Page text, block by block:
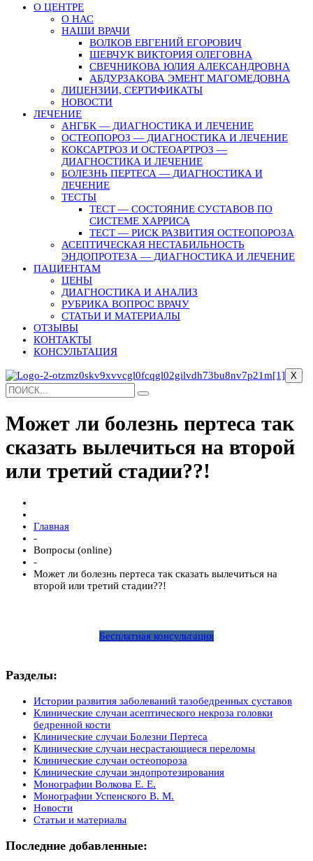
О ЦЕНТРЕ
О НАС
НАШИ ВРАЧИ
ВОЛКОВ ЕВГЕНИЙ ЕГОРОВИЧ
ШЕВЧУК ВИКТОРИЯ ОЛЕГОВНА
СВЕЧНИКОВА ЮЛИЯ АЛЕКСАНДРОВНА
АБДУРЗАКОВА ЭМЕНТ МАГОМЕДОВНА
ЛИЦЕНЗИИ, СЕРТИФИКАТЫ
НОВОСТИ
ЛЕЧЕНИЕ
АНГБК — ДИАГНОСТИКА И ЛЕЧЕНИЕ
ОСТЕОПОРОЗ — ДИАГНОСТИКА И ЛЕЧЕНИЕ
КОКСАРТРОЗ И ОСТЕОАРТРОЗ —
ДИАГНОСТИКА И ЛЕЧЕНИЕ
БОЛЕЗНЬ ПЕРТЕСА — ДИАГНОСТИКА И
ЛЕЧЕНИЕ
ТЕСТЫ
ТЕСТ — СОСТОЯНИЕ СУСТАВОВ ПО
СИСТЕМЕ ХАРРИСА
ТЕСТ — РИСК РАЗВИТИЯ ОСТЕОПОРОЗА
АСЕПТИЧЕСКАЯ НЕСТАБИЛЬНОСТЬ
ЭНДОПРОТЕЗА — ДИАГНОСТИКА И ЛЕЧЕНИЕ
ПАЦИЕНТАМ
ЦЕНЫ
ДИАГНОСТИКА И АНАЛИЗ
РУБРИКА ВОПРОС ВРАЧУ
СТАТЬИ И МАТЕРИАЛЫ
ОТЗЫВЫ
КОНТАКТЫ
КОНСУЛЬТАЦИЯ
X
Может ли болезнь пертеса так
сказать вылечиться на второй
или третий стадии??!
Главная
-
Вопросы (online)
-
Может ли болезнь пертеса так сказать вылечиться на
второй или третий стадии??!
Бесплатная консультация
Разделы:
Истории развития заболеваний тазобедренных суставов
Клинические случаи асептического некроза головки
бедренной кости
Клинические случаи Болезни Пертеса
Клинические случаи несрастающиеся переломы
Клинические случаи остеопороза
Клинические случаи эндопротезирования
Монографии Волкова Е. Е.
Монографии Успенского В. М.
Новости
Статьи и материалы
Последние добавленные: